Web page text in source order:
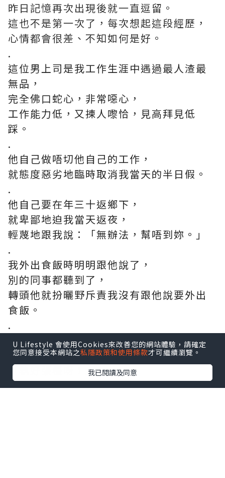
昨日記憶再次出現後就一直逗留。
這也不是第一次了，每次想起這段經歷，
心情都會很差、不知如何是好。
.
這位男上司是我工作生涯中遇過最人渣最
無品，
完全佛口蛇心，非常噁心，
工作能力低，又揀人嚟恰，見高拜見低
踩。
.
他自己做唔切他自己的工作，
就態度惡劣地臨時取消我當天的半日假。
.
他自己要在年三十返鄉下，
就卑鄙地迫我當天返夜，
輕蔑地跟我說：「無辦法，幫唔到妳。」
.
我外出食飯時明明跟他說了，
別的同事都聽到了，
轉頭他就扮曬野斥責我沒有跟他說要外出
食飯。
.
檯上一堆的雜物不是我放的，
他就用對待妹仔的口氣命令我：
「執好張檯呀！」
U Lifestyle 會使用Cookies來改善您的網站體驗，請確定
您同意接受本網站之私隱政策和使用條款才可繼續瀏覽。
我已閱讀及同意